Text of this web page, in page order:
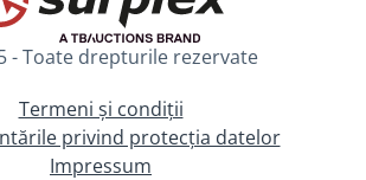
- Toate drepturile rezervate
Termeni și condiții
privind protecția datelor
Impressum